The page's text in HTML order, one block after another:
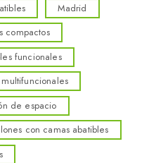
Madrid
compactos
funcionales
de espacio
con camas abatibles